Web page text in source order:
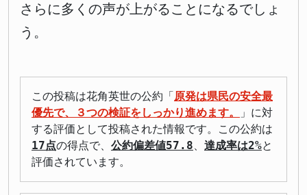
さらに多くの声が上がることになるでしょ
う。
この投稿は花角英世の公約「 原発は県民の安全最
優先で、３つの検証をしっかり進めます。
」に対
する評価として投稿された情報です。この公約は
17点の得点で、 公約偏差値57.8、 達成率は2%と
評価されています。